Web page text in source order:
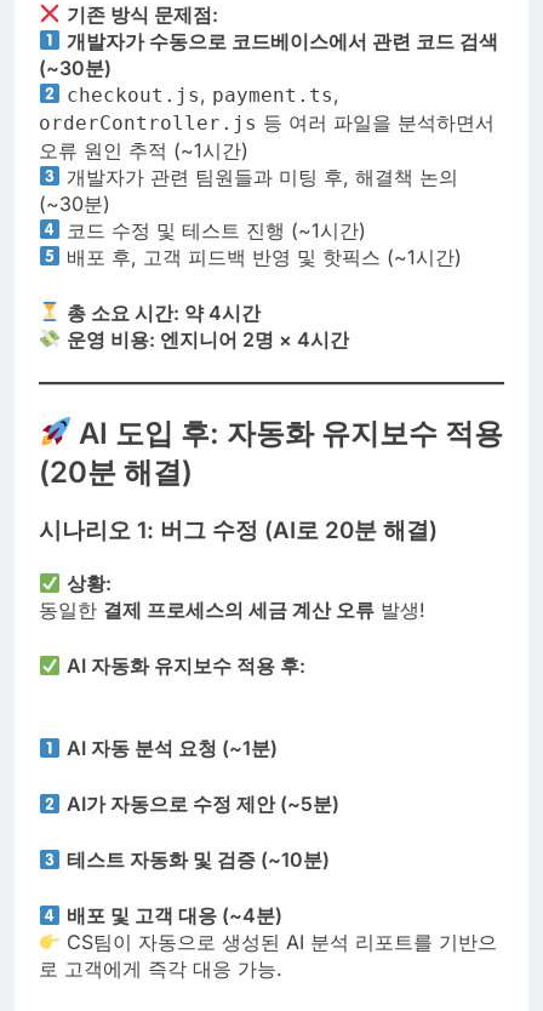
기존 방식 문제점:
개발자가 수동으로 코드베이스에서 관련 코드 검색
(~30분)
checkout.js, payment.ts,
orderController.js 등 여러 파일을 분석하면서
오류 원인 추적 (~1시간)
개발자가 관련 팀원들과 미팅 후, 해결책 논의
(~30분)
코드 수정 및 테스트 진행 (~1시간)
배포 후, 고객 피드백 반영 및 핫픽스 (~1시간)
총 소요 시간: 약 4시간
운영 비용: 엔지니어 2명 × 4시간
AI 도입 후: 자동화 유지보수 적용
(20분 해결)
시나리오 1: 버그 수정 (AI로 20분 해결)
상황:
동일한 결제 프로세스의 세금 계산 오류 발생!
AI 자동화 유지보수 적용 후:
AI 자동 분석 요청 (~1분)
AI가 자동으로 수정 제안 (~5분)
테스트 자동화 및 검증 (~10분)
배포 및 고객 대응 (~4분)
CS팀이 자동으로 생성된 AI 분석 리포트를 기반으
로 고객에게 즉각 대응 가능.